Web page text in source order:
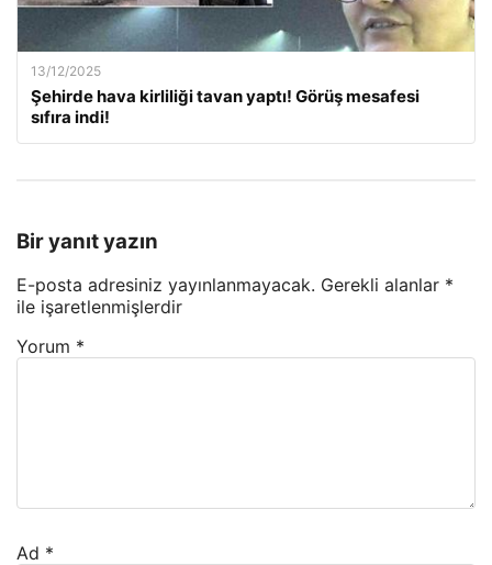
13/12/2025
Şehirde hava kirliliği tavan yaptı! Görüş mesafesi
sıfıra indi!
Bir yanıt yazın
E-posta adresiniz yayınlanmayacak. Gerekli alanlar *
ile işaretlenmişlerdir
Yorum *
Ad *